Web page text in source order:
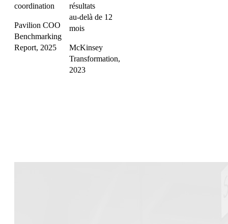
coordination
Pavilion COO
Benchmarking
Report, 2025
résultats
au-delà de 12
mois
McKinsey
Transformation,
2023